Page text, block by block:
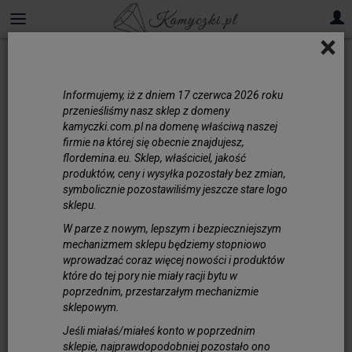
×
Informujemy, iż z dniem 17 czerwca 2026 roku
przenieśliśmy nasz sklep z domeny
kamyczki.com.pl na domenę właściwą naszej
firmie na której się obecnie znajdujesz,
flordemina.eu. Sklep, właściciel, jakość
produktów, ceny i wysyłka pozostały bez zmian,
symbolicznie pozostawiliśmy jeszcze stare logo
sklepu.
W parze z nowym, lepszym i bezpieczniejszym
mechanizmem sklepu będziemy stopniowo
wprowadzać coraz więcej nowości i produktów
które do tej pory nie miały racji bytu w
poprzednim, przestarzałym mechanizmie
sklepowym.
Jeśli miałaś/miałeś konto w poprzednim
sklepie, najprawdopodobniej pozostało ono